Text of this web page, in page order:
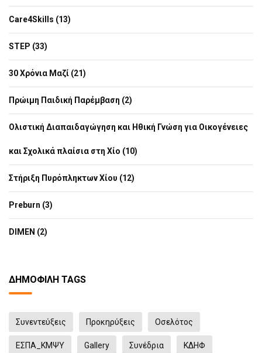
Care4Skills (13)
STEP (33)
30 Χρόνια Μαζί (21)
Πρώιμη Παιδική Παρέμβαση (2)
Ολιστική Διαπαιδαγώγηση και Ηθική Γνώση για Οικογένειες
και Σχολικά πλαίσια στη Χίο (10)
Στήριξη Πυρόπληκτων Χίου (12)
Preburn (3)
DIMEN (2)
ΔΗΜΟΦΙΛΉ TAGS
Συνεντεύξεις Προκηρύξεις Οσελότος
ΕΣΠΑ_ΚΜΨΥ Gallery Συνέδρια ΚΔΗΦ